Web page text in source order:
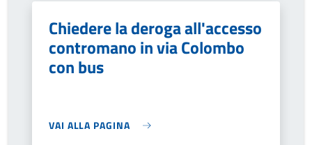
Chiedere la deroga all'accesso
contromano in via Colombo
con bus
VAI ALLA PAGINA